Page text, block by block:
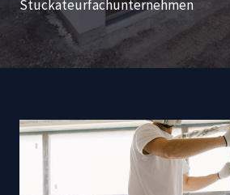
Stuckateurfachunternehmen